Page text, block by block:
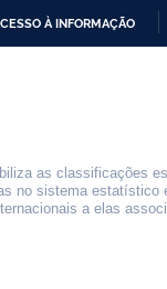
À INFORMAÇÃO
as classificações
no sistema
a elas